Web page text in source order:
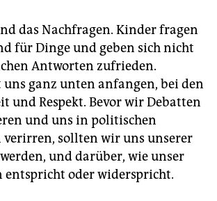
das Nachfragen. Kinder fragen
für Dinge und geben sich nicht
Antworten zufrieden.
uns ganz unten anfangen, bei den
und Respekt. Bevor wir Debatten
und uns in politischen
sollten wir uns unserer
und darüber, wie unser
oder widerspricht.